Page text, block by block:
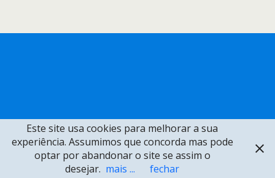
Este site usa cookies para melhorar a sua
experiência. Assumimos que concorda mas pode
optar por abandonar o site se assim o
desejar. mais ... fechar